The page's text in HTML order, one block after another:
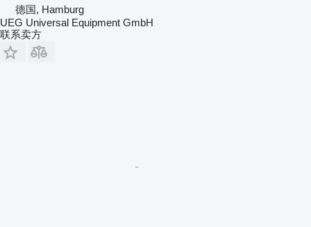
德国, Hamburg
UEG Universal Equipment GmbH
联系卖方